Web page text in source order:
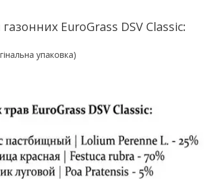
EuroGrass DSV Classic:
упаковка)